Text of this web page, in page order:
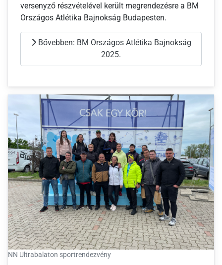
versenyző részvételével került megrendezésre a BM
Országos Atlétika Bajnokság Budapesten.
Bővebben: BM Országos Atlétika Bajnokság
2025.
NN Ultrabalaton sportrendezvény